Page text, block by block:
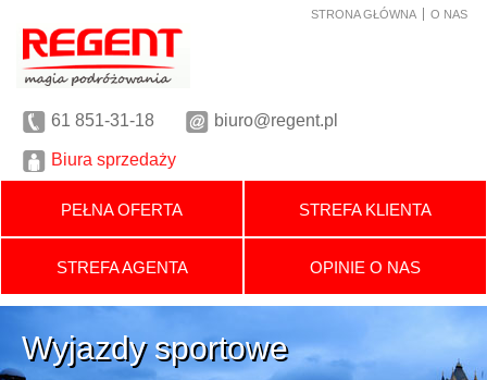
STRONA GŁÓWNA O NAS
61 851-31-18 biuro@regent.pl
Biura sprzedaży
PEŁNA OFERTA STREFA KLIENTA
STREFA AGENTA OPINIE O NAS
Wyjazdy sportowe
Wyjazdy sportowe